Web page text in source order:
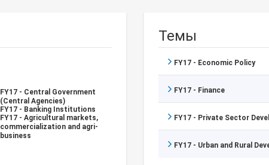
FY17 - Central Government
(Central Agencies)
FY17 - Banking Institutions
FY17 - Agricultural markets,
commercialization and agri-
business
Темы
FY17 - Economic Policy
FY17 - Finance
FY17 - Private Sector
FY17 - Urban and Rural